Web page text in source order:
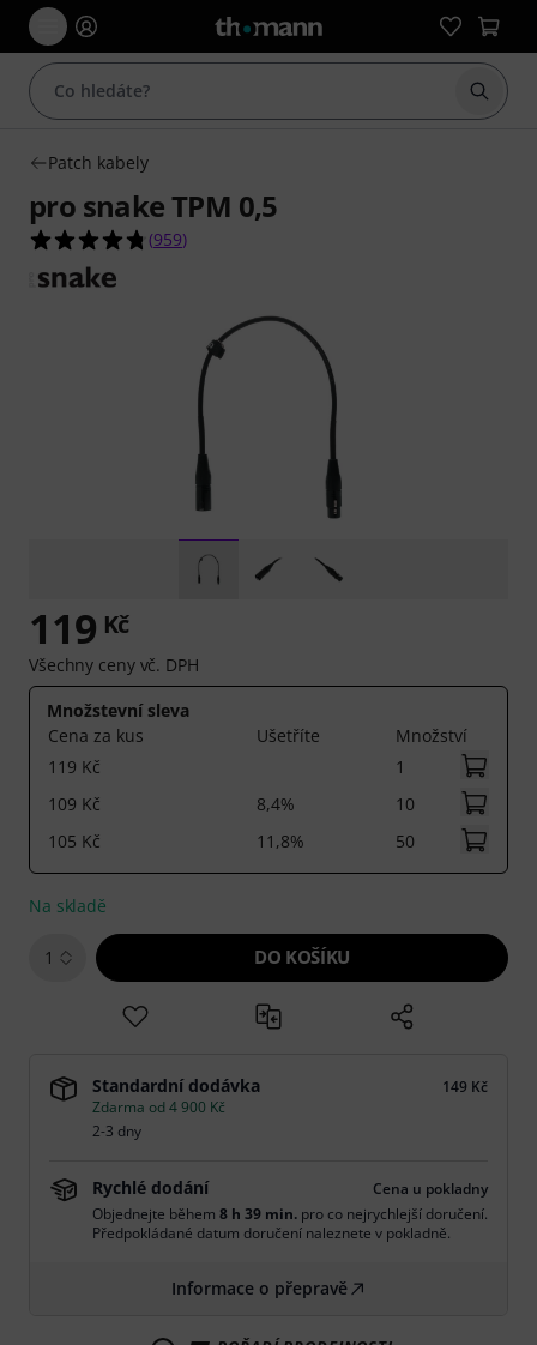
Začít
Patch kabely
pro snake TPM 0,5
4.7 z 5 hvězdiček z celkového počtu 959
(959)
119 Kč
Všechny ceny vč. DPH
Množstevní sleva
Cena za kus
Ušetříte
Množství
119 Kč
1
109 Kč
8,4%
10
105 Kč
11,8% 50
Na skladě
1 DO KOŠÍKU
Standardní dodávka
149 Kč
Zdarma od 4 900 Kč
2-3 dny
Rychlé dodání
Cena u pokladny
Objednejte během 8 h 39 min. pro co nejrychlejší doručení.
Předpokládané datum doručení naleznete v pokladně.
Informace o přepravě